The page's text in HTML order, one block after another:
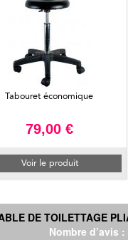
Tabouret économique
79,00 €
Voir le produit
DE TOILETTAGE
Nombre d’avis :